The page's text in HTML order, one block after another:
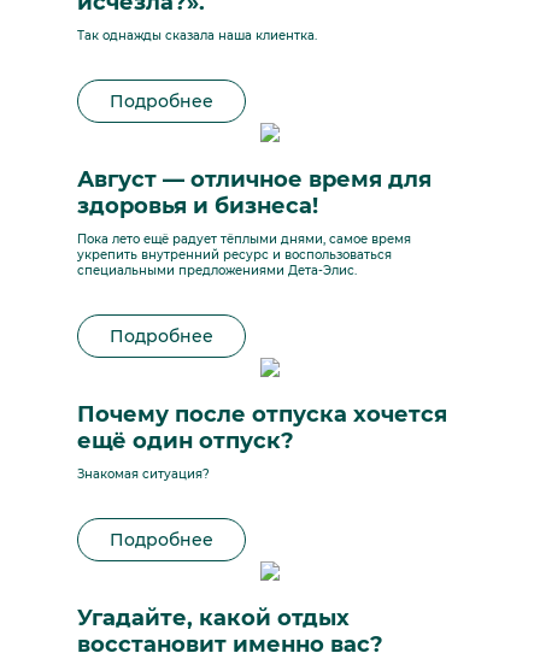
Так однажды сказала наша клиентка.
Подробнее
Август — отличное время для
здоровья и бизнеса!
Пока лето ещё радует тёплыми днями, самое время
укрепить внутренний ресурс и воспользоваться
специальными предложениями Дета-Элис.
Подробнее
Почему после отпуска хочется
ещё один отпуск?
Знакомая ситуация?
Подробнее
Угадайте, какой отдых
восстановит именно вас?